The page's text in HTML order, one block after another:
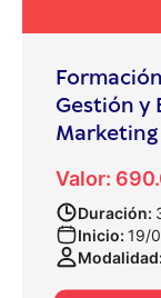
Gestión y
Marketing
Valor:
Duración:
Inicio: 19/
Modalidad: